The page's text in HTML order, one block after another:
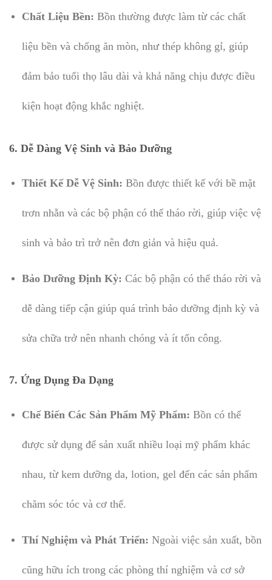
Chất Liệu Bền: Bồn thường được làm từ các chất
liệu bền và chống ăn mòn, như thép không gỉ, giúp
đảm bảo tuổi thọ lâu dài và khả năng chịu được điều
kiện hoạt động khắc nghiệt.
6. Dễ Dàng Vệ Sinh và Bảo Dưỡng
Thiết Kế Dễ Vệ Sinh: Bồn được thiết kế với bề mặt
trơn nhẵn và các bộ phận có thể tháo rời, giúp việc vệ
sinh và bảo trì trở nên đơn giản và hiệu quả.
Bảo Dưỡng Định Kỳ: Các bộ phận có thể tháo rời và
dễ dàng tiếp cận giúp quá trình bảo dưỡng định kỳ và
sửa chữa trở nên nhanh chóng và ít tốn công.
7. Ứng Dụng Đa Dạng
Chế Biến Các Sản Phẩm Mỹ Phẩm: Bồn có thể
được sử dụng để sản xuất nhiều loại mỹ phẩm khác
nhau, từ kem dưỡng da, lotion, gel đến các sản phẩm
chăm sóc tóc và cơ thể.
Thí Nghiệm và Phát Triển: Ngoài việc sản xuất, bồn
cũng hữu ích trong các phòng thí nghiệm và cơ sở